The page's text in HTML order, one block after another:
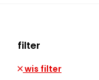
filter
wis filter